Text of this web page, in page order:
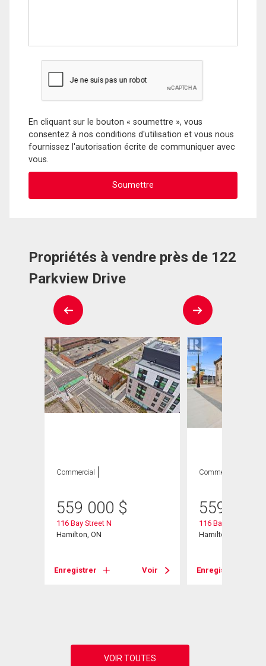
En cliquant sur le bouton « soumettre », vous
consentez à nos conditions d'utilisation et vous nous
fournissez l'autorisation écrite de communiquer avec
vous.
Propriétés à vendre près de 122
Parkview Drive
Commercial
559 000 $
116 Bay Street N
Hamilton, ON
Enregistrer Voir
Commercial
559 000
116 Bay Street N
Hamilton, ON
Enregistrer